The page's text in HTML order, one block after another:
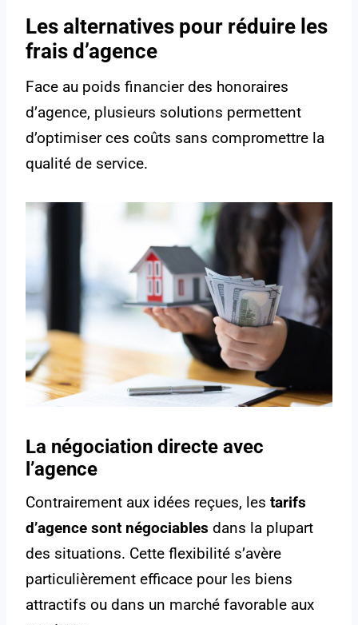
Les alternatives pour réduire les
frais d’agence
Face au poids financier des honoraires
d’agence, plusieurs solutions permettent
d’optimiser ces coûts sans compromettre la
qualité de service.
La négociation directe avec
l’agence
Contrairement aux idées reçues, les tarifs
d’agence sont négociables dans la plupart
des situations. Cette flexibilité s’avère
particulièrement efficace pour les biens
attractifs ou dans un marché favorable aux